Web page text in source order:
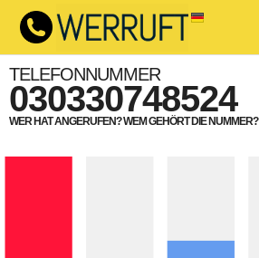
TELEFONNUMMER
030330748524
WER HAT ANGERUFEN? WEM GEHÖRT DIE NUMMER?